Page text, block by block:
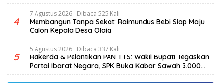
4
7 Agustus 2026 Dibaca 525 Kali
Membangun Tanpa Sekat: Raimundus Bebi Siap Maju
Calon Kepala Desa Olaia
5
5 Agustus 2026 Dibaca 337 Kali
Rakerda & Pelantikan PAN TTS: Wakil Bupati Tegaskan
Partai Ibarat Negara, SPK Buka Kabar Sawah 3.000
Hektar & Larangan Politik Uang